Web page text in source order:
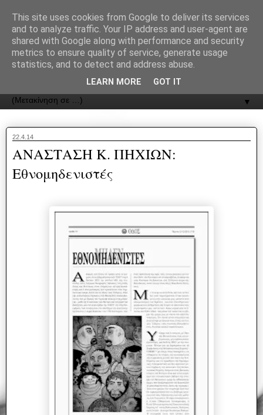
ΟΔΟΣ
▼
22.4.14
ΑΝΑΣΤΑΣΗ Κ. ΠΗΧΙΩΝ:
Εθνομηδενιστές
This site uses cookies from Google to deliver its services
and to analyze traffic. Your IP address and user-agent are
shared with Google along with performance and security
metrics to ensure quality of service, generate usage
statistics, and to detect and address abuse.
LEARN MORE GOT IT